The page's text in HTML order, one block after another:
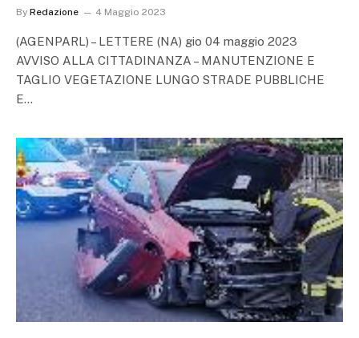
By Redazione 4 Maggio 2023
(AGENPARL) – LETTERE (NA) gio 04 maggio 2023
AVVISO ALLA CITTADINANZA – MANUTENZIONE E
TAGLIO VEGETAZIONE LUNGO STRADE PUBBLICHE
E…